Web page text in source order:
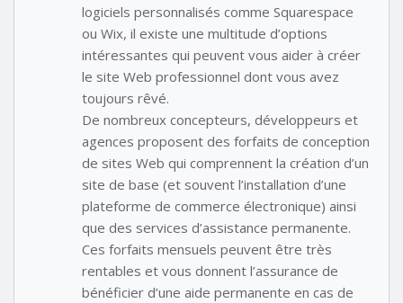
logiciels personnalisés comme Squarespace
ou Wix, il existe une multitude d’options
intéressantes qui peuvent vous aider à créer
le site Web professionnel dont vous avez
toujours rêvé.
De nombreux concepteurs, développeurs et
agences proposent des forfaits de conception
de sites Web qui comprennent la création d’un
site de base (et souvent l’installation d’une
plateforme de commerce électronique) ainsi
que des services d’assistance permanente.
Ces forfaits mensuels peuvent être très
rentables et vous donnent l’assurance de
bénéficier d’une aide permanente en cas de